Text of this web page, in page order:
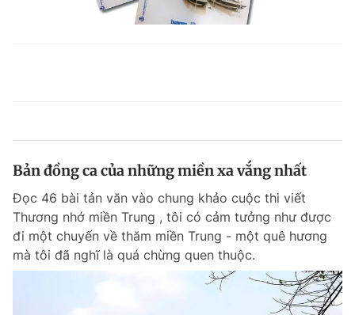
Bản đồng ca của những miền xa vắng nhất
Đọc 46 bài tản văn vào chung khảo cuộc thi viết
Thương nhớ miền Trung , tôi có cảm tưởng như được
đi một chuyến về thăm miền Trung - một quê hương
mà tôi đã nghĩ là quá chừng quen thuộc.